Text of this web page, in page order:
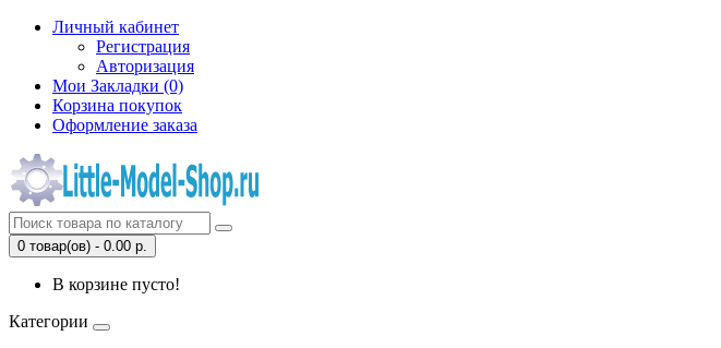
Личный кабинет
Регистрация
Авторизация
Мои Закладки (0)
Корзина покупок
Оформление заказа
0 товар(ов) - 0.00 р.
В корзине пусто!
Категории